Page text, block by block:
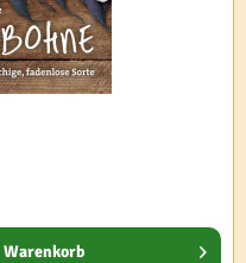
Warenkorb